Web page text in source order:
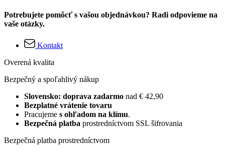
Potrebujete pomôcť s vašou objednávkou? Radi odpovieme na
vaše otázky.
Kontakt
Overená kvalita
Bezpečný a spoľahlivý nákup
Slovensko: doprava zadarmo nad € 42,90
Bezplatné vrátenie tovaru
Pracujeme s ohľadom na klímu.
Bezpečná platba prostredníctvom SSL šifrovania
Bezpečná platba prostredníctvom